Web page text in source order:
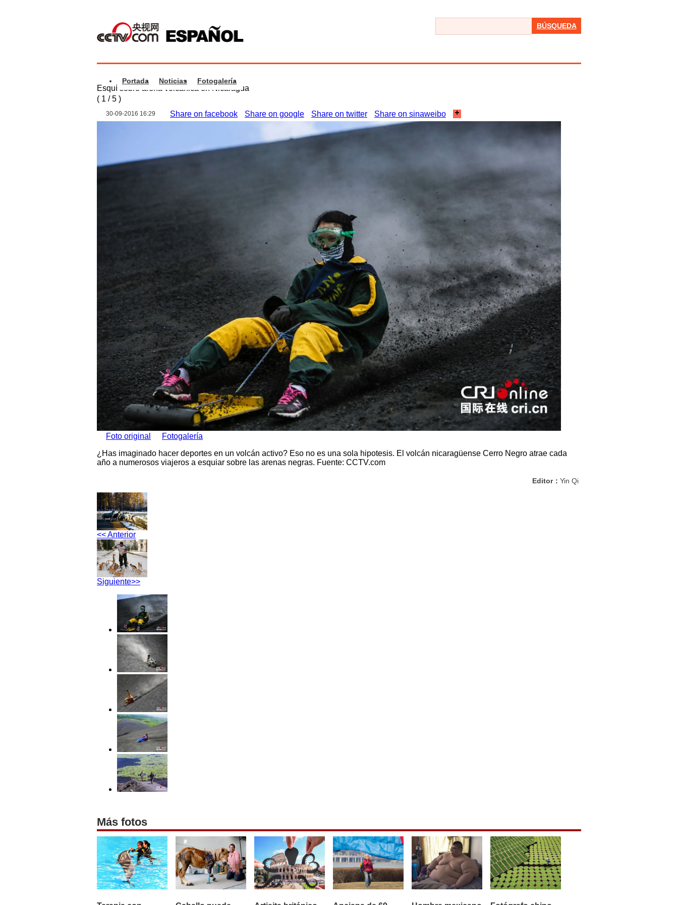
BÚSQUEDA
Portada Noticias Fotogalería
Esquí sobre arena volcánica en Nicaragua
( 1 /5 )
30-09-2016 16:29 Share on facebook Share on google Share on twitter Share on sinaweibo
Foto original
Fotogalería
¿Has imaginado hacer deportes en un volcán activo? Eso no es una sola hipotesis. El volcán nicaragüense Cerro Negro atrae cada
año a numerosos viajeros a esquiar sobre las arenas negras. Fuente: CCTV.com
Editor： Yin Qi
<< Anterior
Siguiente>>
Más fotos